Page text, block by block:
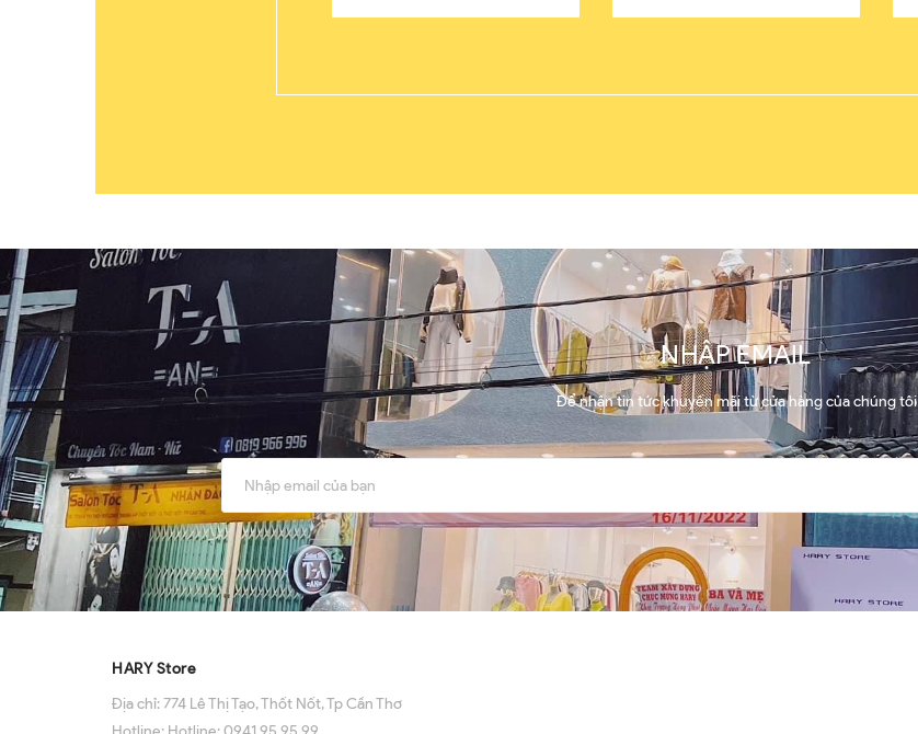
NHẬP EMAIL
Để nhận tin tức khuyến mãi từ cửa hàng của chúng tôi
HARY Store
Địa chỉ:774 Lê Thị Tạo, Thốt Nốt, Tp Cần Thơ